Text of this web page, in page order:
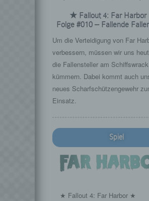
★ Fallout 4: Far
Folge #010 – Fallende
Um die Verteidigung von Far
verbessern, müssen wir uns
die Fallensteller am Schiffswrack
kümmern. Dabei kommt auch
neues Scharfschützengewehr
Einsatz.
Spiel
★ Fallout 4: Far Harbor ★